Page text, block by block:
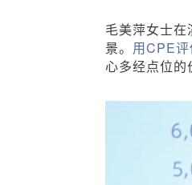
毛美萍女士
景。 用CPE
心多经点位的